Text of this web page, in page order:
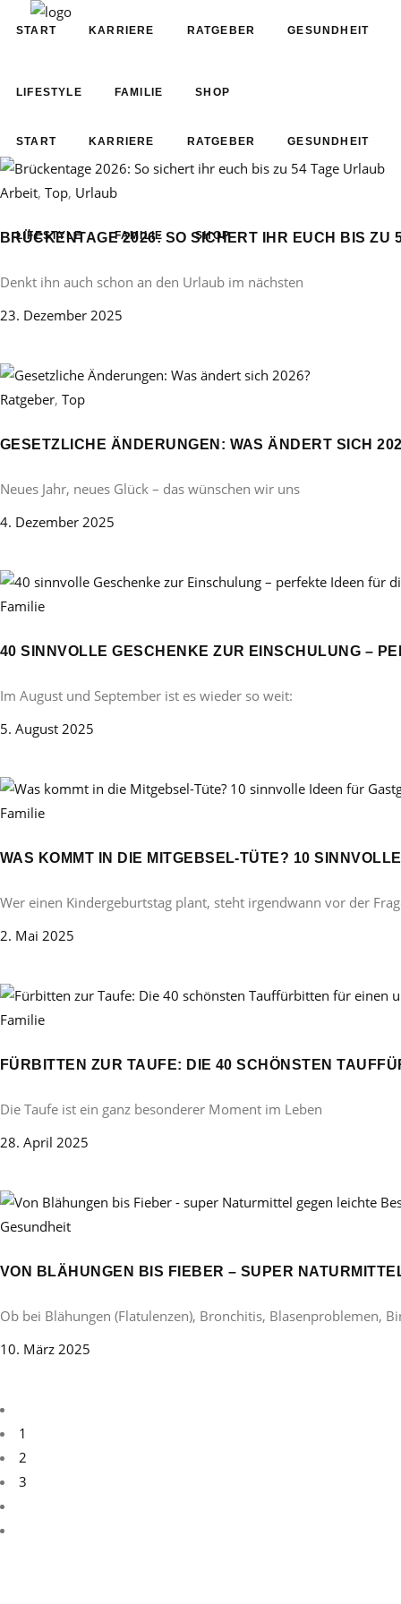
START KARRIERE RATGEBER GESUNDHEIT
LIFESTYLE FAMILIE SHOP
START KARRIERE RATGEBER GESUNDHEIT
LIFESTYLE FAMILIE SHOP
Arbeit, Top, Urlaub
BRÜCKENTAGE 2026: SO SICHERT IHR EUCH BIS ZU
Denkt ihn auch schon an den Urlaub im nächsten
23. Dezember 2025
Ratgeber, Top
GESETZLICHE ÄNDERUNGEN: WAS ÄNDERT SICH
Neues Jahr, neues Glück – das wünschen wir uns
4. Dezember 2025
Familie
40 SINNVOLLE GESCHENKE ZUR EINSCHULUNG –
Im August und September ist es wieder so weit:
5. August 2025
Familie
WAS KOMMT IN DIE MITGEBSEL-TÜTE? 10
Wer einen Kindergeburtstag plant, steht irgendwann vor der
2. Mai 2025
Familie
FÜRBITTEN ZUR TAUFE: DIE 40 SCHÖNSTEN
Die Taufe ist ein ganz besonderer Moment im Leben
28. April 2025
Gesundheit
VON BLÄHUNGEN BIS FIEBER – SUPER
Ob bei Blähungen (Flatulenzen), Bronchitis, Blasenproblemen,
10. März 2025
1
2
3